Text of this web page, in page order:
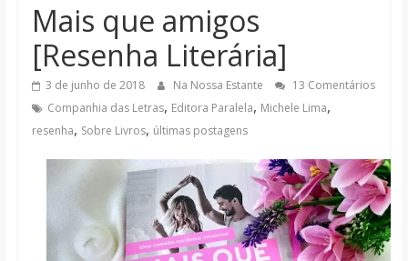
livros,
filmes,
séries
Mais que amigos
[Resenha Literária]
3 de junho de 2018 Na Nossa Estante
13 Comentários
Companhia das Letras, Editora Paralela, Michele Lima,
resenha, Sobre Livros, últimas postagens